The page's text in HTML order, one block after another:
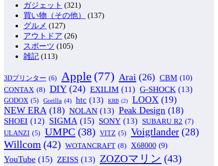
ガジェット (321)
買い物（その他）
(137)
グルメ (127)
アウトドア (26)
スポーツ (105)
雑記 (113)
3Dプリンター (6) Apple (77) Arai (26) CBM (10)
CONTAX (8) DIY (24) EXILIM (11) G-SHOCK (13)
GODOX (5) Gorilla (4) htc (13) KRB (2) LOOX (19)
NEW ERA (18) NOLAN (13) Peak Design (18)
SHOEI (12) SIGMA (15) SONY (13) SUBARU R2 (7)
ULANZI (5) UMPC (38) VITZ (5) Voigtlander (28)
Willcom (42) WOTANCRAFT (8) X68000 (9)
YouTube (15) ZEISS (13) ZOZOマリン (43)